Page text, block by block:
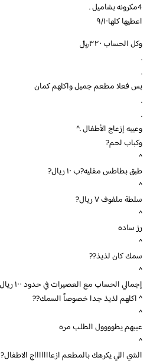
4مكرونه بشاميل .
اعطيها كلها٩/١٠
وكل الحساب ٣٢٠﷼
.
.
بس فعلا مطعم جميل واكلهم كمان
.
.
وعيبه إزعاج الأطفال .^
وكباب لحم?
^
طبق بطاطس مقليه?ب ١٠ ريال?
^
سلطة ملفوف ٧ ريال?
^
رز ساده
^
سمك كان لذيذ??
^
إجمالي الحساب مع العصيرات في حدود ١٠٠ ريال?
^ اكلهم لذيذ جدا خصوصاً السمك??
^
عيبهم يطوووول الطلب مره
^
الشي اللي يكرهك بالمطعم ازعاااااااج الاطفال?